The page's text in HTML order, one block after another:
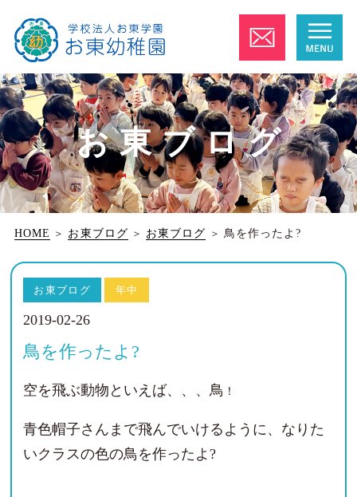
お東ブログ
HOME ＞ お東ブログ ＞ お東ブログ ＞ 鳥を作ったよ?
お東ブログ 年中
2019-02-26
鳥を作ったよ?
空を飛ぶ動物といえば、、、鳥 ！
青色帽子さんまで飛んでいけるように、なりた
いクラスの色の鳥を作ったよ?